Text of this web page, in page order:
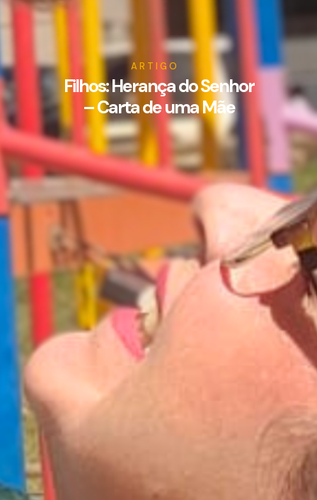
ARTIGO
Filhos: Herança do Senhor
– Carta de uma Mãe